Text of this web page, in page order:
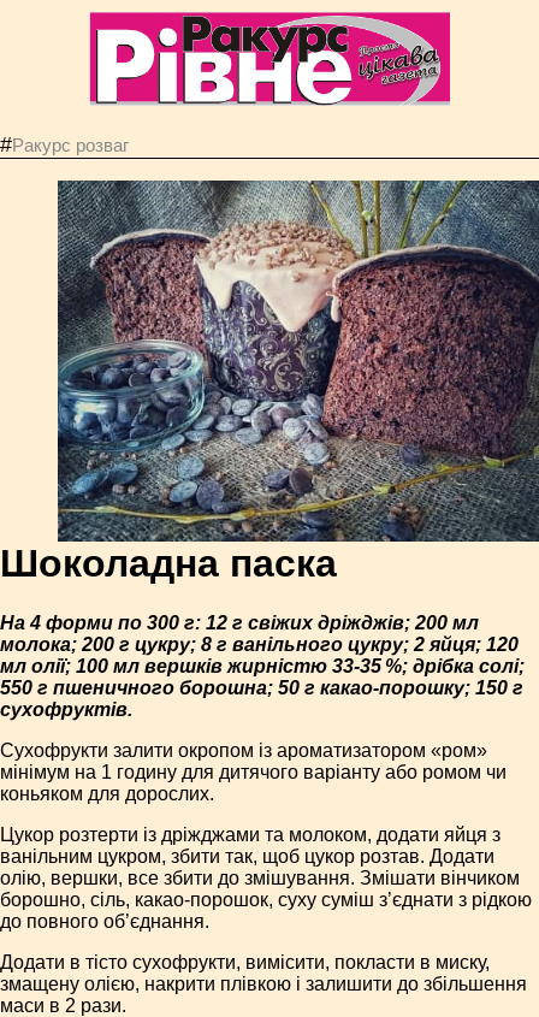
#Ракурс розваг
Шоколадна паска
На 4 форми по 300 г: 12 г свіжих дріжджів; 200 мл
молока; 200 г цукру; 8 г ванільного цукру; 2 яйця; 120
мл олії; 100 мл вершків жирністю 33-35 %; дрібка солі;
550 г пшеничного борошна; 50 г какао-порошку; 150 г
сухофруктів.
Сухофрукти залити окропом із ароматизатором «ром»
мінімум на 1 годину для дитячого варіанту або ромом чи
коньяком для дорослих.
Цукор розтерти із дріжджами та молоком, додати яйця з
ванільним цукром, збити так, щоб цукор розтав. Додати
олію, вершки, все збити до змішування. Змішати вінчиком
борошно, сіль, какао-порошок, суху суміш з’єднати з рідкою
до повного об’єднання.
Додати в тісто сухофрукти, вимісити, покласти в миску,
змащену олією, накрити плівкою і залишити до збільшення
маси в 2 рази.